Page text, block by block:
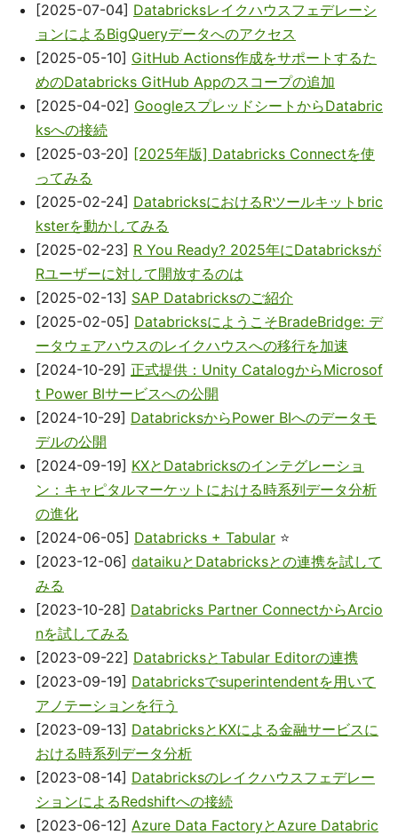
[2025-07-04] Databricksレイクハウスフェデレーシ
ョンによるBigQueryデータへのアクセス
[2025-05-10] GitHub Actions作成をサポートするた
めのDatabricks GitHub Appのスコープの追加
[2025-04-02] GoogleスプレッドシートからDatabric
ksへの接続
[2025-03-20] [2025年版] Databricks Connectを使
ってみる
[2025-02-24] DatabricksにおけるRツールキットbric
ksterを動かしてみる
[2025-02-23] R You Ready? 2025年にDatabricksが
Rユーザーに対して開放するのは
[2025-02-13] SAP Databricksのご紹介
[2025-02-05] DatabricksにようこそBradeBridge: デ
ータウェアハウスのレイクハウスへの移行を加速
[2024-10-29] 正式提供：Unity CatalogからMicrosof
t Power BIサービスへの公開
[2024-10-29] DatabricksからPower BIへのデータモ
デルの公開
[2024-09-19] KXとDatabricksのインテグレーショ
ン：キャピタルマーケットにおける時系列データ分析
の進化
[2024-06-05] Databricks + Tabular ⭐
[2023-12-06] dataikuとDatabricksとの連携を試して
みる
[2023-10-28] Databricks Partner ConnectからArcio
nを試してみる
[2023-09-22] DatabricksとTabular Editorの連携
[2023-09-19] Databricksでsuperintendentを用いて
アノテーションを行う
[2023-09-13] DatabricksとKXによる金融サービスに
おける時系列データ分析
[2023-08-14] Databricksのレイクハウスフェデレー
ションによるRedshiftへの接続
[2023-06-12] Azure Data FactoryとAzure Databric